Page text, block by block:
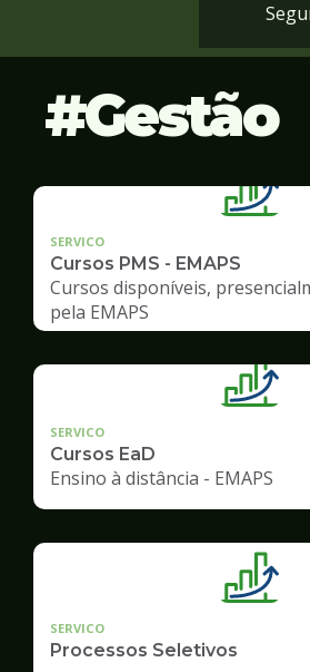
Gestão
SERVICO
Cursos PMS - EMAPS
Cursos disponíveis,
pela EMAPS
SERVICO
Cursos EaD
Ensino à distância - EMAPS
SERVICO
Processos Seletivos